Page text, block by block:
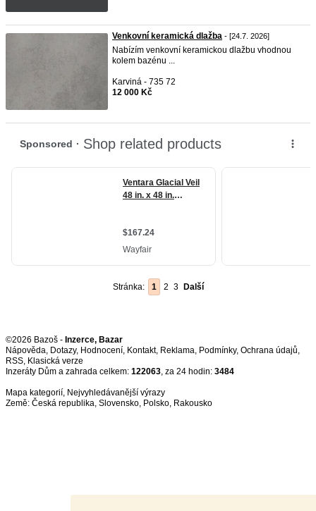
Venkovní keramická dlažba - [24.7. 2026]
Nabízím venkovní keramickou dlažbu vhodnou
kolem bazénu ...
Karviná - 735 72
12 000 Kč
Stránka: 1 2 3 Další
©2026 Bazoš - Inzerce, Bazar
Nápověda, Dotazy, Hodnocení, Kontakt, Reklama, Podmínky, Ochrana údajů,
RSS,
Inzeráty Dům a zahrada celkem: 122063, za 24 hodin: 3484
Mapa kategorií, Nejvyhledávanější výrazy
Země: Česká republika, Slovensko, Polsko, Rakousko